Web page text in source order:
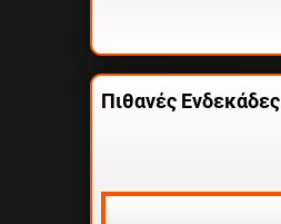
Πιθανές Ενδεκάδες